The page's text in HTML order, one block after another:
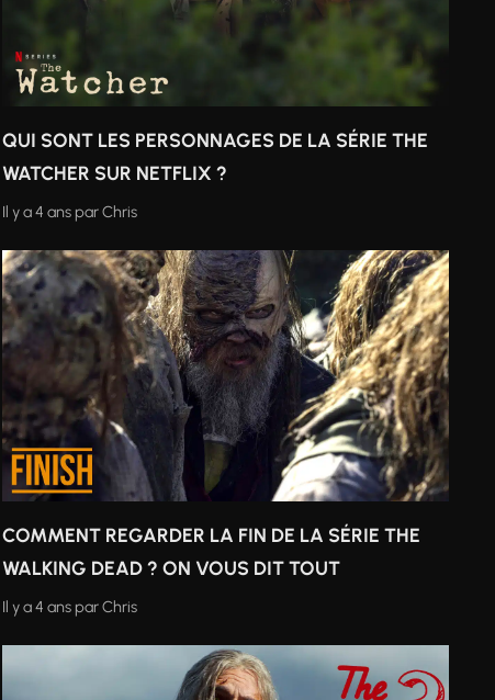
QUI SONT LES PERSONNAGES DE LA SÉRIE THE
WATCHER SUR NETFLIX ?
Il y a 4 ans parChris
COMMENT REGARDER LA FIN DE LA SÉRIE THE
WALKING DEAD ? ON VOUS DIT TOUT
Il y a 4 ans parChris